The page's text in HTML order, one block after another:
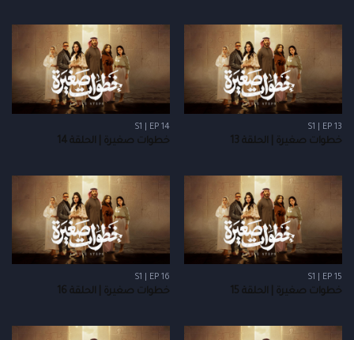
S1 | EP 13
خطوات صغيرة | الحلقة 13
S1 | EP 14
خطوات صغيرة | الحلقة 14
S1 | EP 15
خطوات صغيرة | الحلقة 15
S1 | EP 16
خطوات صغيرة | الحلقة 16